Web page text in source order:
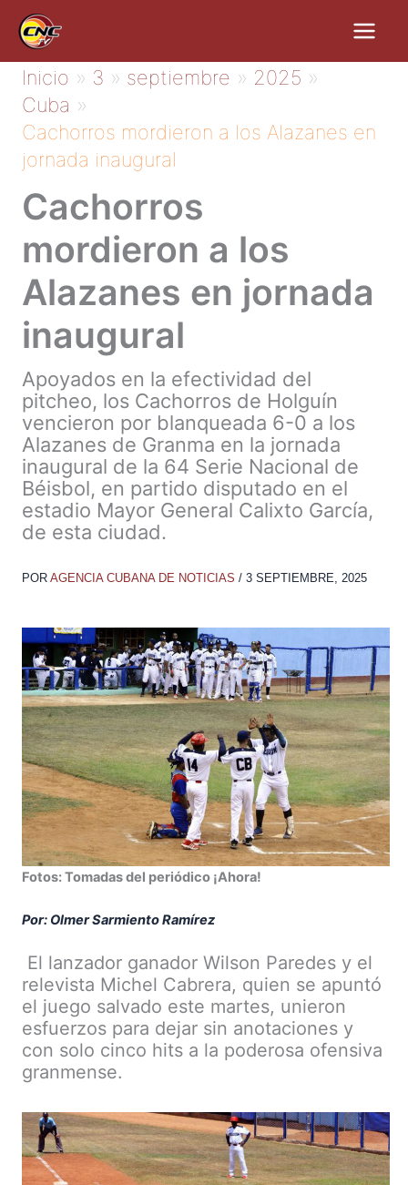
contenido
Inicio 3 septiembre
2025
Cuba
Cachorros mordieron a los Alazanes en
jornada inaugural
Cachorros
mordieron a los
Alazanes en jornada
inaugural
Apoyados en la efectividad del
pitcheo, los Cachorros de Holguín
vencieron por blanqueada 6-0 a los
Alazanes de Granma en la jornada
inaugural de la 64 Serie Nacional de
Béisbol, en partido disputado en el
estadio Mayor General Calixto García,
de esta ciudad.
POR AGENCIA CUBANA DE NOTICIAS / 3 SEPTIEMBRE, 2025
Fotos: Tomadas del periódico ¡Ahora!
Por: Olmer Sarmiento Ramírez
El lanzador ganador Wilson Paredes y el
relevista Michel Cabrera, quien se apuntó
el juego salvado este martes, unieron
esfuerzos para dejar sin anotaciones y
con solo cinco hits a la poderosa ofensiva
granmense.